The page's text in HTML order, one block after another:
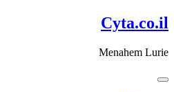
דלג
לתוכן
Cyta.co.il
Menahem Lurie